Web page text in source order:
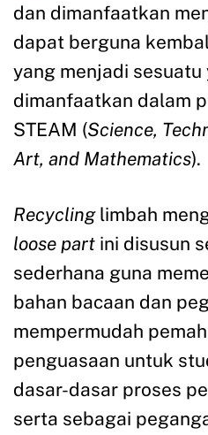
dan dimanfaatkan
dapat berguna
yang menjadi sesuatu
dimanfaatkan dalam
STEAM (Science,
Art, and Mathematics).
Recyclinglimbah
loose part ini disusun
sederhana guna
bahan bacaan dan
mempermudah
penguasaan untuk
dasar-dasar proses
serta sebagai